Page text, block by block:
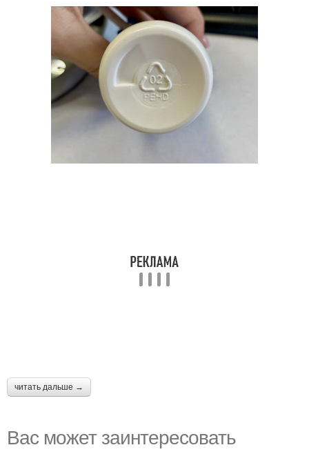
читать дальше →
Вас может заинтересовать